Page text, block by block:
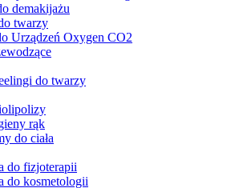
demakijażu
twarzy
Urządzeń Oxygen CO2
do twarzy
rąk
do ciała
do fizjoterapii
do kosmetologii